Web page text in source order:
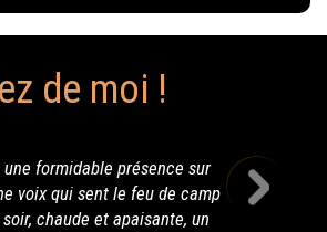
de moi !
une formidable présence sur
voix qui sent le feu de camp
chaude et apaisante, un